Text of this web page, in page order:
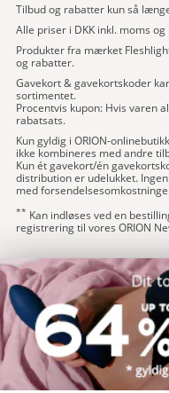
Tilbud og rabatter kun så
Alle priser i DKK inkl. moms
Produkter fra mærket
og rabatter.
Gavekort & gavekortskoder
sortimentet.
Procentvis kupon: Hvis varen
rabatsats.
Kun gyldig i ORION-
ikke kombineres med andre
Kun ét gavekort/én
distribution er udelukket.
med
** Kan indløses ved en
registrering til vores ORION